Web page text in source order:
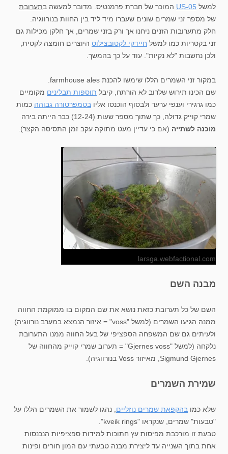
למשל US-05 המוכר של חברת פרמנטיס. מדובר למעשה בתערובת
של מספר זני שמרים שונים שעברו מיד ליד בין החוות בנורווגיה.
חלק מתערובות הזנים ניחנו אך ורק בזני שמרים, אך חלקן מכילות גם
זני בקטריות כמו למשל חיידקי לקטובצילוס היוצרים חומצה לקטית,
ולכן נחשבות "לא נקיות". עוד על כך בהמשך.
במקור זני השמרים הללו שימשו להכנת farmhouse ales.
שם הכינו תירוש שלרוב לא הורתח, קיבל תוספות תבלינים מקומיים
כמו גרגירי וענפי ערער ולבסוף הוכנסו אליו בטמפרטורה גבוהה כמות
שמרי קוייק גדולה, כך שתוך מספר שעות (12-24) כבר הייתה בירה
מוכנה לשתייה (אם כי עדיין מעט מתוקה עקב זמן התסיסה הקצר).
larsga.webfactional.com
מבנה השם
השם של כל תערובת כזאת נושא את שם המקום בו ממוקמת החווה
ממנה הגיעו השמרים (למשל "voss" = איזור הנמצא במערב נורווגיה)
ולעיתים גם שם המשפחה הספציפי של בעל החווה ממנו התערובת
נלקחה (למשל "Gjernes voss" = תערוב שמרי קוייק מהחווה של
Sigmund Gjernes, מאיזור Voss בנורווגיה).
שמירת השמרים
שלא כמו בהקפאת שמרים נוזליים , נהגו לשמור את השמרים הללו על
"טבעות" שמרים, שנקראו "kveik rings".
טבעת זו מורכבת מפיסות עץ חתוכות למידות ספציפיות הנכנסות
אחת בתוך השנייה עד ליצירת מבנה טבעתי עם המון חורים ופינות